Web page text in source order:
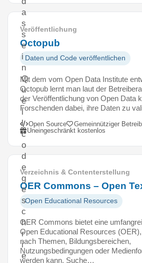
a
s
s
e
i
n
Q
u
e
l
l
c
o
d
e
g
e
s
c
h
r
i
e
Veröffentlichung
Octopub
Daten und Code veröffentlichen
Mit dem vom Open Data Institute
Octopub lernt man laut der
der Veröffentlichung von Open Data
Forschenden dabei, ihre Daten zu
Open Source
Gemeinnütziger
Uneingeschränkt kostenlos
Verzeichnis & Contenterstellung
OER Commons – Open
Open Educational Resources
OER Commons bietet eine
Open Educational Resources
nach Themen, Bildungsbereichen,
Nutzungsbedingungen oder
werden kann. Suche…